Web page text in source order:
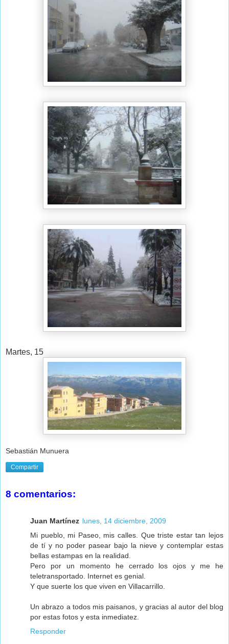
Martes, 15
Sebastián Munuera
Compartir
8 comentarios:
Juan Martínez lunes, 14 diciembre, 2009
Mi pueblo, mi Paseo, mis calles. Que triste estar tan lejos
de tí y no poder pasear bajo la nieve y contemplar estas
bellas estampas en la realidad.
Pero por un momento he cerrado los ojos y me he
teletransportado. Internet es genial.
Y que suerte los que viven en Villacarrillo.
Un abrazo a todos mis paisanos, y gracias al autor del blog
por estas fotos y esta inmediatez.
Responder